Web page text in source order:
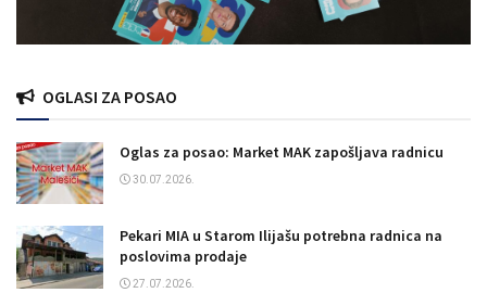
OGLASI ZA POSAO
Oglas za posao: Market MAK zapošljava radnicu
30.07.2026.
Pekari MIA u Starom Ilijašu potrebna radnica na
poslovima prodaje
27.07.2026.